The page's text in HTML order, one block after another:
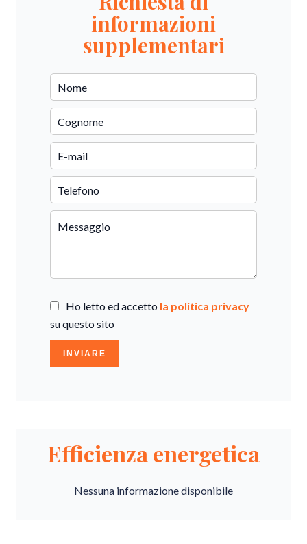
informazioni
supplementari
Ho letto ed accetto la politica privacy
su questo sito
INVIARE
Efficienza energetica
Nessuna informazione disponibile